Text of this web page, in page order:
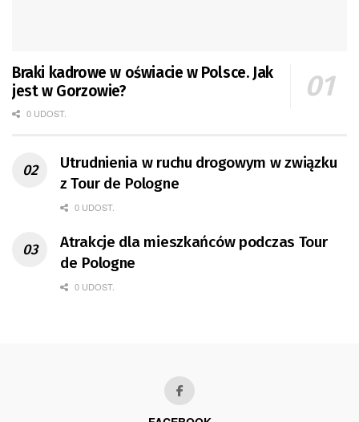
Braki kadrowe w oświacie w Polsce. Jak
jest w Gorzowie?
0 UDOST.
Utrudnienia w ruchu drogowym w związku
z Tour de Pologne
0 UDOST.
Atrakcje dla mieszkańców podczas Tour
de Pologne
0 UDOST.